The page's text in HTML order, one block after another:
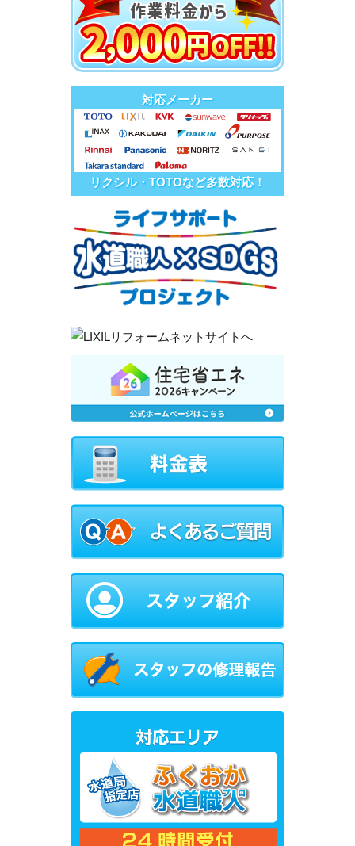
対応メーカー
リクシル・TOTOなど多数対応！